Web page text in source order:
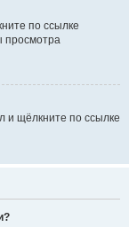
по ссылке
просмотра
и щёлкните по ссылке